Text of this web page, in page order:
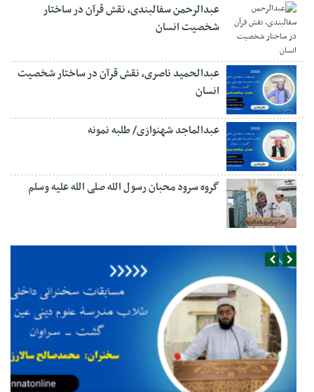
عبدالرحمن سفالبندی، نقش قرآن در ساختار
شخصیت انسان
عبدالحمید ناصری، نقش قرآن در ساختار شخصیت
انسان
عبدالماجد شهنوازی/ طلبه نمونه
گروه سرود محبان رسول الله صلی الله علیه وسلم